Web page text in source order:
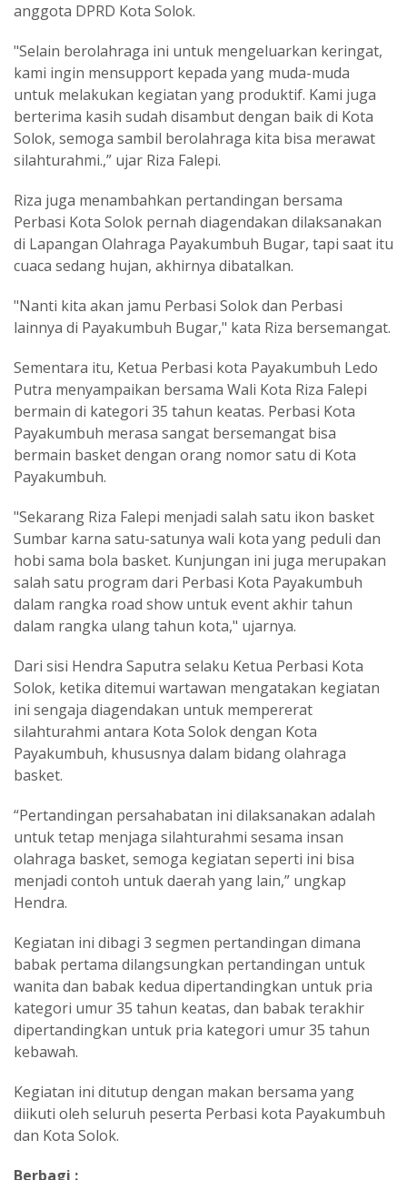
anggota DPRD Kota Solok.
"Selain berolahraga ini untuk mengeluarkan keringat,
kami ingin mensupport kepada yang muda-muda
untuk melakukan kegiatan yang produktif. Kami juga
berterima kasih sudah disambut dengan baik di Kota
Solok, semoga sambil berolahraga kita bisa merawat
silahturahmi.,” ujar Riza Falepi.
Riza juga menambahkan pertandingan bersama
Perbasi Kota Solok pernah diagendakan dilaksanakan
di Lapangan Olahraga Payakumbuh Bugar, tapi saat itu
cuaca sedang hujan, akhirnya dibatalkan.
"Nanti kita akan jamu Perbasi Solok dan Perbasi
lainnya di Payakumbuh Bugar," kata Riza bersemangat.
Sementara itu, Ketua Perbasi kota Payakumbuh Ledo
Putra menyampaikan bersama Wali Kota Riza Falepi
bermain di kategori 35 tahun keatas. Perbasi Kota
Payakumbuh merasa sangat bersemangat bisa
bermain basket dengan orang nomor satu di Kota
Payakumbuh.
"Sekarang Riza Falepi menjadi salah satu ikon basket
Sumbar karna satu-satunya wali kota yang peduli dan
hobi sama bola basket. Kunjungan ini juga merupakan
salah satu program dari Perbasi Kota Payakumbuh
dalam rangka road show untuk event akhir tahun
dalam rangka ulang tahun kota," ujarnya.
Dari sisi Hendra Saputra selaku Ketua Perbasi Kota
Solok, ketika ditemui wartawan mengatakan kegiatan
ini sengaja diagendakan untuk mempererat
silahturahmi antara Kota Solok dengan Kota
Payakumbuh, khususnya dalam bidang olahraga
basket.
“Pertandingan persahabatan ini dilaksanakan adalah
untuk tetap menjaga silahturahmi sesama insan
olahraga basket, semoga kegiatan seperti ini bisa
menjadi contoh untuk daerah yang lain,” ungkap
Hendra.
Kegiatan ini dibagi 3 segmen pertandingan dimana
babak pertama dilangsungkan pertandingan untuk
wanita dan babak kedua dipertandingkan untuk pria
kategori umur 35 tahun keatas, dan babak terakhir
dipertandingkan untuk pria kategori umur 35 tahun
kebawah.
Kegiatan ini ditutup dengan makan bersama yang
diikuti oleh seluruh peserta Perbasi kota Payakumbuh
dan Kota Solok.
Berbagi :